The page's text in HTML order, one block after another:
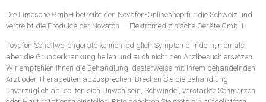
Die Limesone GmbH betreibt den Novafon-Onlineshop für die Schweiz und
vertreibt die Produkte der Novafon – Elektromedizinische Geräte GmbH
novafon Schallwellengeräte können lediglich Symptome lindern, niemals
aber die Grunderkrankung heilen und auch nicht den Arztbesuch ersetzen.
Wir empfehlen Ihnen die Behandlung idealerweise mit Ihrem behandelnden
Arzt oder Therapeuten abzusprechen. Brechen Sie die Behandlung
unverzüglich ab, sollten sich Unwohlsein, Schwindel, verstärkte Schmerzen